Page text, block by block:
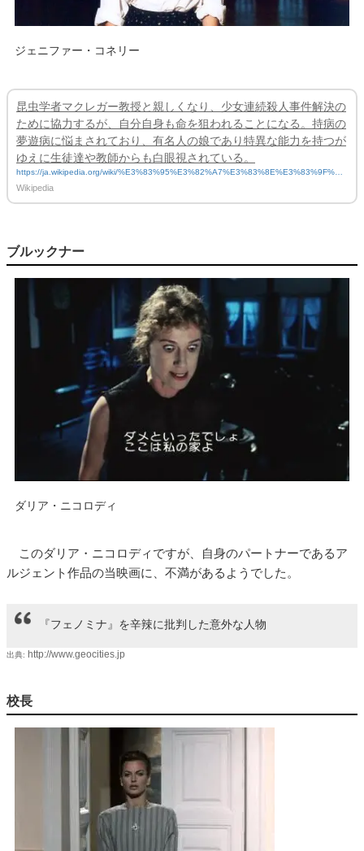
ジェニファー・コネリー
昆虫学者マクレガー教授と親しくなり、少女連続殺人事件解決の
ために協力するが、自分自身も命を狙われることになる。持病の
夢遊病に悩まされており、有名人の娘であり特異な能力を持つが
ゆえに生徒達や教師からも白眼視されている。
https://ja.wikipedia.org/wiki/%E3%83%95%E3%82%A7%E3%83%8E%E3%83%9F%E
3%83%8A
Wikipedia
ブルックナー
ダリア・ニコロディ
このダリア・ニコロディですが、自身のパートナーであるア
ルジェント作品の当映画に、不満があるようでした。
『フェノミナ』を辛辣に批判した意外な人物
出典: http://www.geocities.jp
校長